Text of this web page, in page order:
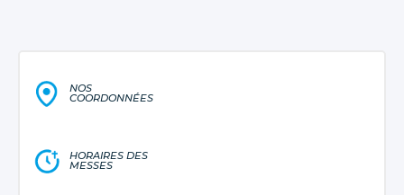
NOS
COORDONNÉES
HORAIRES DES
MESSES